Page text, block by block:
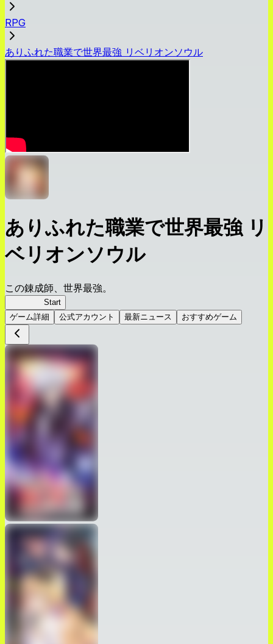
RPG
ありふれた職業で世界最強 リベリオンソウル
ありふれた職業で世界最強 リ
ベリオンソウル
この錬成師、世界最強。
Start
ゲーム詳細
公式アカウント 最新ニュース おすすめゲーム